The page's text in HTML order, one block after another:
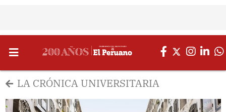
LA CRÓNICA UNIVERSITARIA